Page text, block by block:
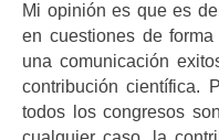
Mi opinión es que es
en cuestiones de
una comunicación
contribución científica.
todos los congresos